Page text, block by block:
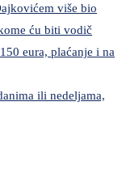
više bio
ću biti vodič
eura, plaćanje i na
ili nedeljama,